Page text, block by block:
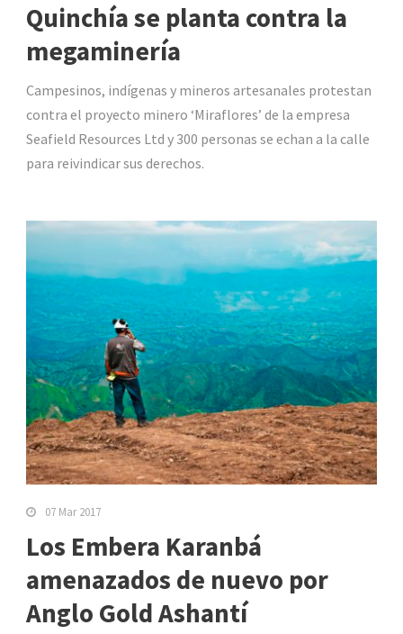
Quinchía se planta contra la
megaminería
Campesinos, indígenas y mineros artesanales protestan
contra el proyecto minero ‘Miraflores’ de la empresa
Seafield Resources Ltd y 300 personas se echan a la calle
para reivindicar sus derechos.
07 Mar 2017
Los Embera Karanbá
amenazados de nuevo por
Anglo Gold Ashantí